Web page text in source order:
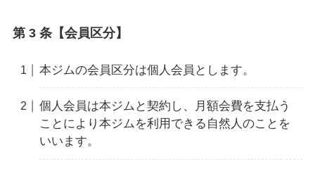
第 3 条【会員区分】
本ジムの会員区分は個人会員とします。
個人会員は本ジムと契約し、月額会費を支払う
ことにより本ジムを利用できる自然人のことを
いいます。